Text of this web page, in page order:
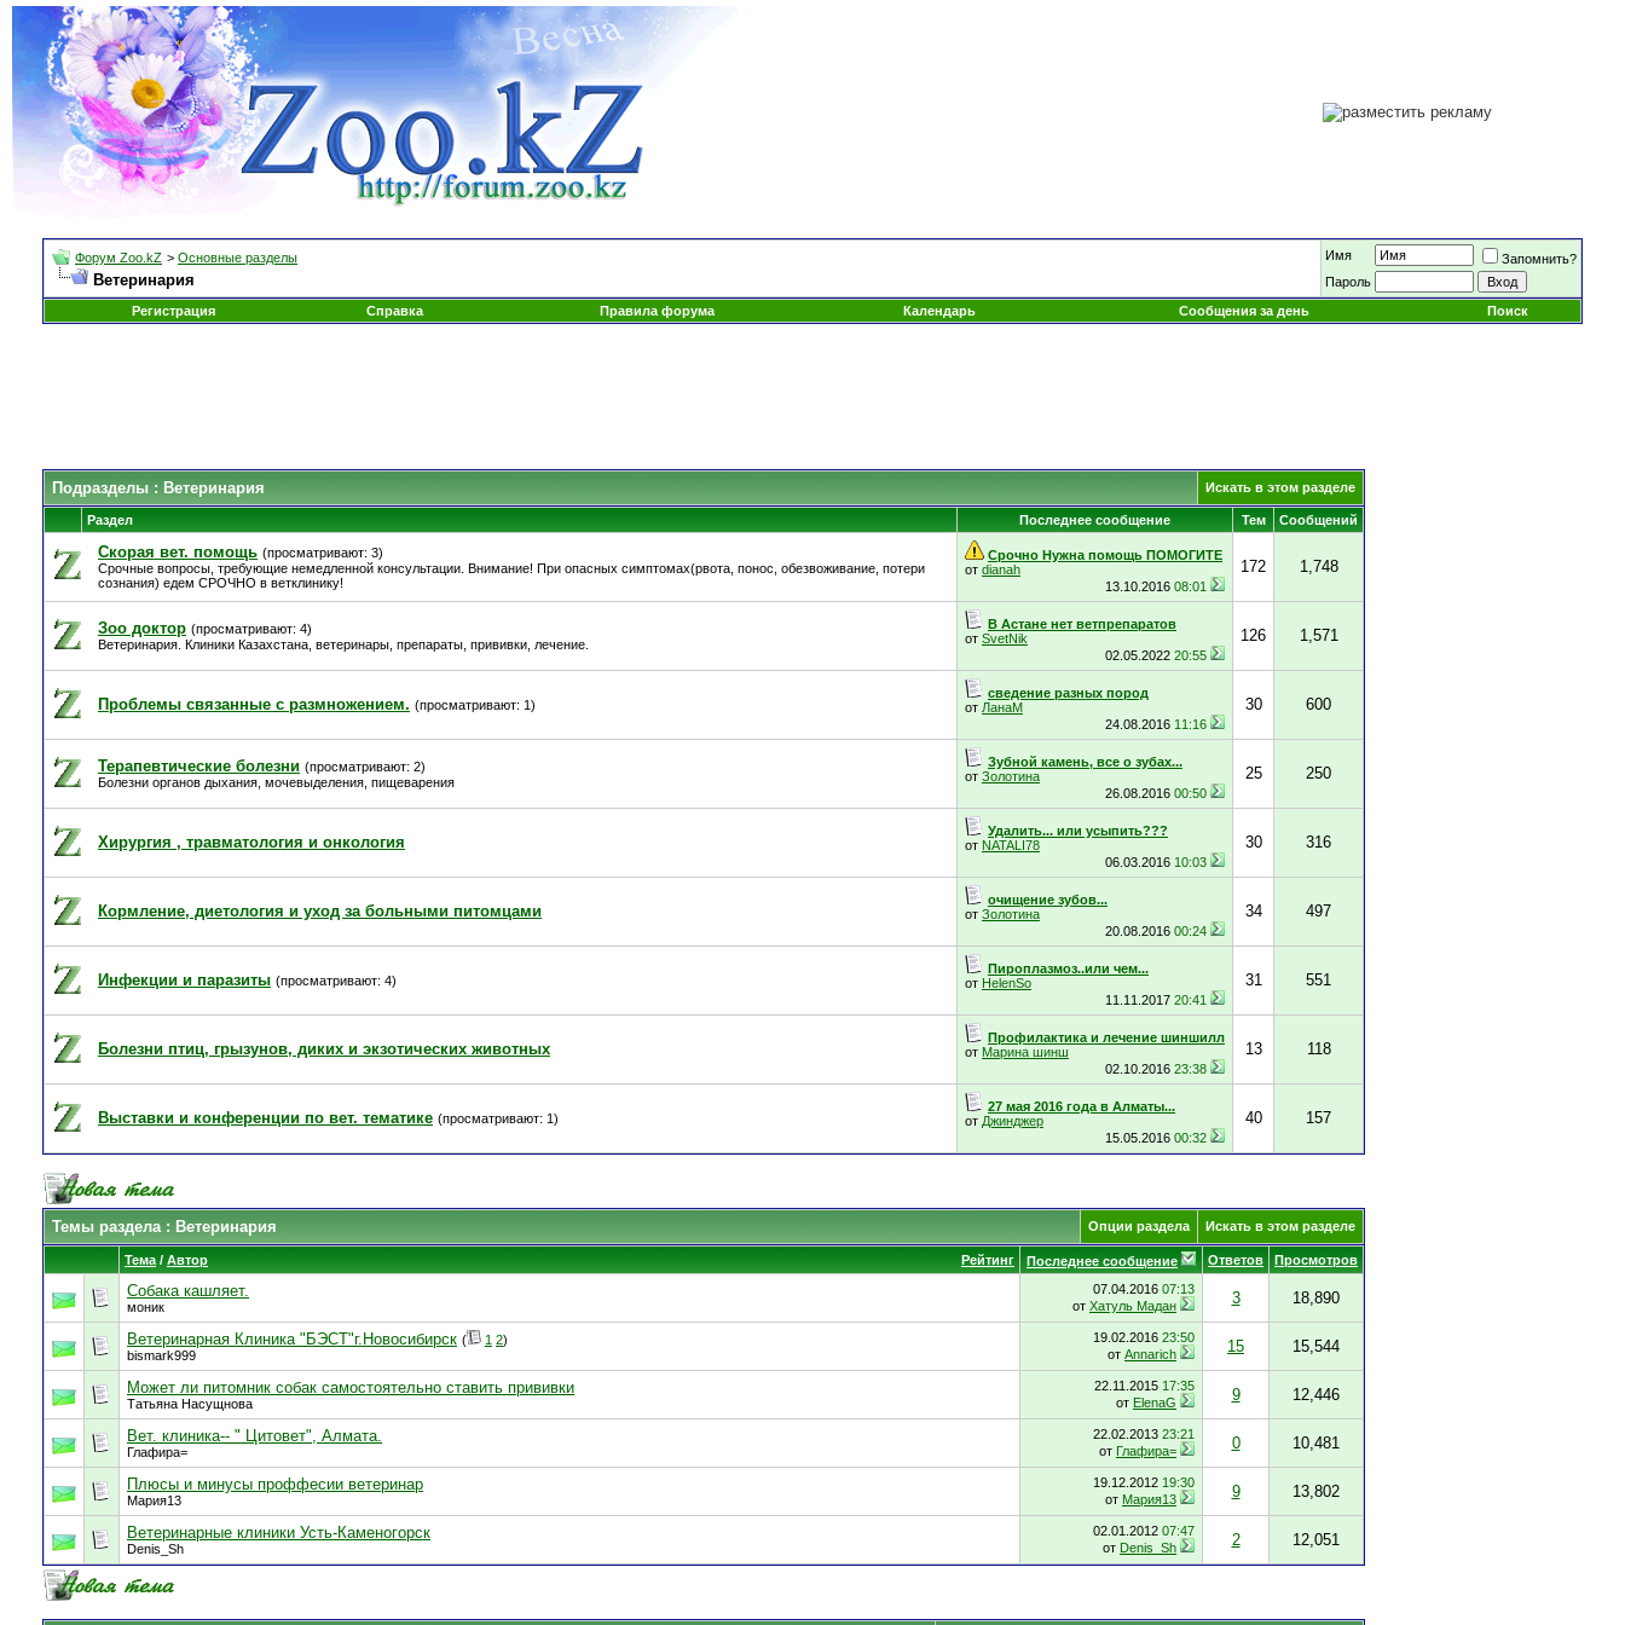
Форум Zoo.kZ > Основные разделы
Ветеринария
Имя
Запомнить?
Пароль
Регистрация
Справка Правила форума Календарь Сообщения за день Поиск
Подразделы : Ветеринария Искать в этом разделе
Раздел Последнее сообщение Тем Сообщений
Скорая вет. помощь (просматривают: 3)
Срочные вопросы, требующие немедленной консультации. Внимание! При опасных симптомах(рвота, понос, обезвоживание, потери
сознания) едем СРОЧНО в ветклинику!
Срочно Нужна помощь ПОМОГИТЕ
от dianah
13.10.2016 08:01
172 1,748
Зоо доктор (просматривают: 4)
Ветеринария. Клиники Казахстана, ветеринары, препараты, прививки, лечение.
В Астане нет ветпрепаратов
от SvetNik
02.05.2022 20:55
126 1,571
Проблемы связанные с размножением. (просматривают: 1)
сведение разных пород
от ЛанаМ
24.08.2016 11:16
30 600
Терапевтические болезни (просматривают: 2)
Болезни органов дыхания, мочевыделения, пищеварения
Зубной камень, все о зубах...
от Золотина
26.08.2016 00:50
25 250
Хирургия , травматология и онкология
Удалить... или усыпить???
от NATALI78
06.03.2016 10:03
30 316
Кормление, диетология и уход за больными питомцами
очищение зубов...
от Золотина
20.08.2016 00:24
34 497
Инфекции и паразиты (просматривают: 4)
Пироплазмоз..или чем...
от HelenSo
11.11.2017 20:41
31 551
Болезни птиц, грызунов, диких и экзотических животных
Профилактика и лечение шиншилл
от Марина шинш
02.10.2016 23:38
13 118
Выставки и конференции по вет. тематике (просматривают: 1)
27 мая 2016 года в Алматы...
от Джинджер
15.05.2016 00:32
40 157
Темы раздела: Ветеринария Опции раздела Искать в этом разделе
Рейтинг
Тема / Автор Последнее сообщение Ответов Просмотров
Собака кашляет.
моник
07.04.2016 07:13
от Хатуль Мадан 3 18,890
Ветеринарная Клиника "БЭСТ"г.Новосибирск ( 1 2)
bismark999
19.02.2016 23:50
от Annarich 15 15,544
Может ли питомник собак самостоятельно ставить прививки
Татьяна Насущнова
22.11.2015 17:35
от ElenaG 9 12,446
Вет. клиника-- " Цитовет", Алмата.
Глафира=
22.02.2013 23:21
от Глафира= 0 10,481
Плюсы и минусы проффесии ветеринар
Мария13
19.12.2012 19:30
от Мария13 9 13,802
Ветеринарные клиники Усть-Каменогорск
Denis_Sh
02.01.2012 07:47
от Denis_Sh 2 12,051